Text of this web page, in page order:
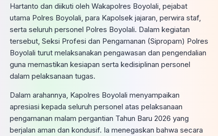
Hartanto dan diikuti oleh Wakapolres Boyolali, pejabat
utama Polres Boyolali, para Kapolsek jajaran, perwira staf,
serta seluruh personel Polres Boyolali. Dalam kegiatan
tersebut, Seksi Profesi dan Pengamanan (Sipropam) Polres
Boyolali turut melaksanakan pengawasan dan pengendalian
guna memastikan kesiapan serta kedisiplinan personel
dalam pelaksanaan tugas.
Dalam arahannya, Kapolres Boyolali menyampaikan
apresiasi kepada seluruh personel atas pelaksanaan
pengamanan malam pergantian Tahun Baru 2026 yang
berjalan aman dan kondusif. Ia menegaskan bahwa secara